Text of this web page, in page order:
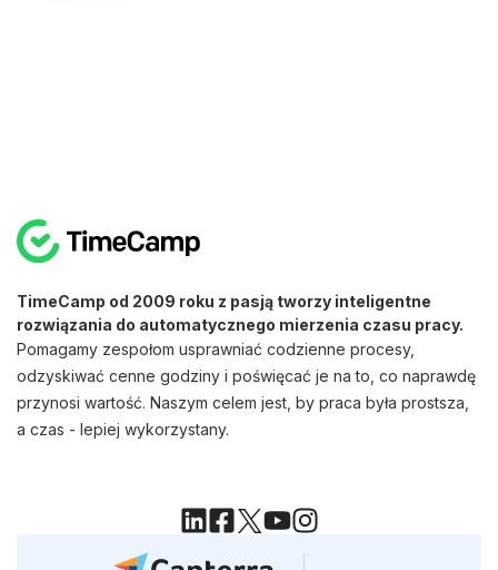
TimeCamp od 2009 roku z pasją tworzy inteligentne
rozwiązania do automatycznego mierzenia czasu pracy.
Pomagamy zespołom usprawniać codzienne procesy,
odzyskiwać cenne godziny i poświęcać je na to, co naprawdę
przynosi wartość. Naszym celem jest, by praca była prostsza,
a czas - lepiej wykorzystany.